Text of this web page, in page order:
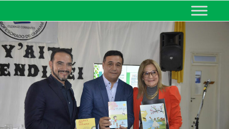
MINISTERIO DE EDUCACIÓN
DE CORRIENTES